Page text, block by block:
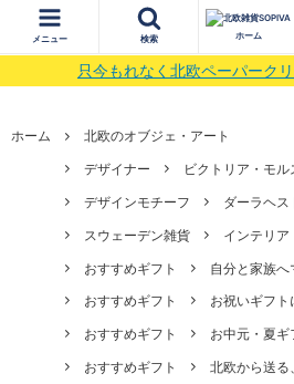
只今もれなく北欧ペーパーク
メニュー 検索 ホーム
ホーム
北欧のオブジェ・アート
デザイナー
ビクトリア・モル
デザインモチーフ
ダーラヘ
スウェーデン雑貨
インテリア
おすすめギフト
自分と家族へ
おすすめギフト
お祝いギフト
おすすめギフト
お中元・夏ギ
おすすめギフト
北欧から送る